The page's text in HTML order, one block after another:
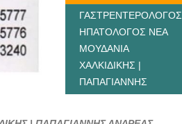
ΓΑΣΤΡΕΝΤΕΡΟΛΟΓΟΣ
ΗΠΑΤΟΛΟΓΟΣ ΝΕΑ
ΜΟΥΔΑΝΙΑ
ΧΑΛΚΙΔΙΚΗΣ |
ΠΑΠΑΓΙΑΝΝΗΣ